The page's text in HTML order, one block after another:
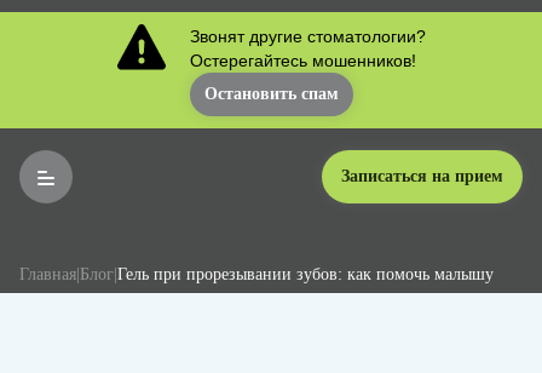
Звонят другие стоматологии?
Остерегайтесь мошенников!
Остановить спам
Записаться на прием
Главная Блог Гель при прорезывании зубов: как помочь малышу